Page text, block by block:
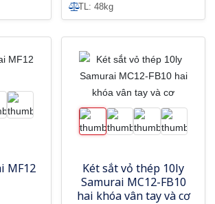
TL: 48kg
MF12
Két sắt vỏ thép 10ly
Samurai MC12-FB10
hai khóa vân tay và cơ